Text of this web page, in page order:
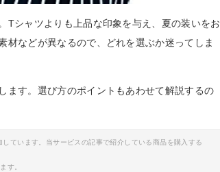
Tシャツよりも上品な印象を与え、夏の装いをお
材などが異なるので、どれを選ぶか迷ってしま
ます。選び方のポイントもあわせて解説するの
ています。当サービスの記事で紹介している商品を購入する
す。